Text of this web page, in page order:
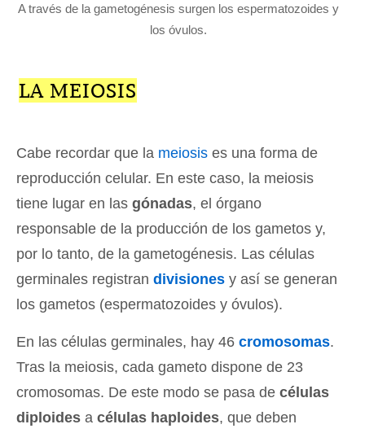
A través de la gametogénesis surgen los espermatozoides y
los óvulos.
LA MEIOSIS
Cabe recordar que la meiosis es una forma de
reproducción celular. En este caso, la meiosis
tiene lugar en las gónadas, el órgano
responsable de la producción de los gametos y,
por lo tanto, de la gametogénesis. Las células
germinales registran divisiones y así se generan
los gametos (espermatozoides y óvulos).
En las células germinales, hay 46 cromosomas.
Tras la meiosis, cada gameto dispone de 23
cromosomas. De este modo se pasa de células
diploides a células haploides, que deben